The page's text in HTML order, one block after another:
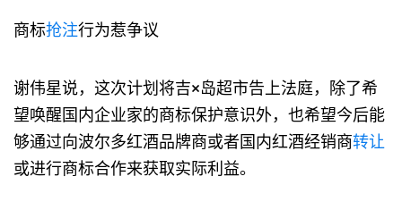
商标抢注行为惹争议
谢伟星说，这次计划将吉×岛超市告上法庭，除了希
望唤醒国内企业家的商标保护意识外，也希望今后能
够通过向波尔多红酒品牌商或者国内红酒经销商转让
或进行商标合作来获取实际利益。